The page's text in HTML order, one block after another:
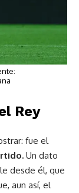
Rey
fue el
Un dato
desde él, que
aun así, el